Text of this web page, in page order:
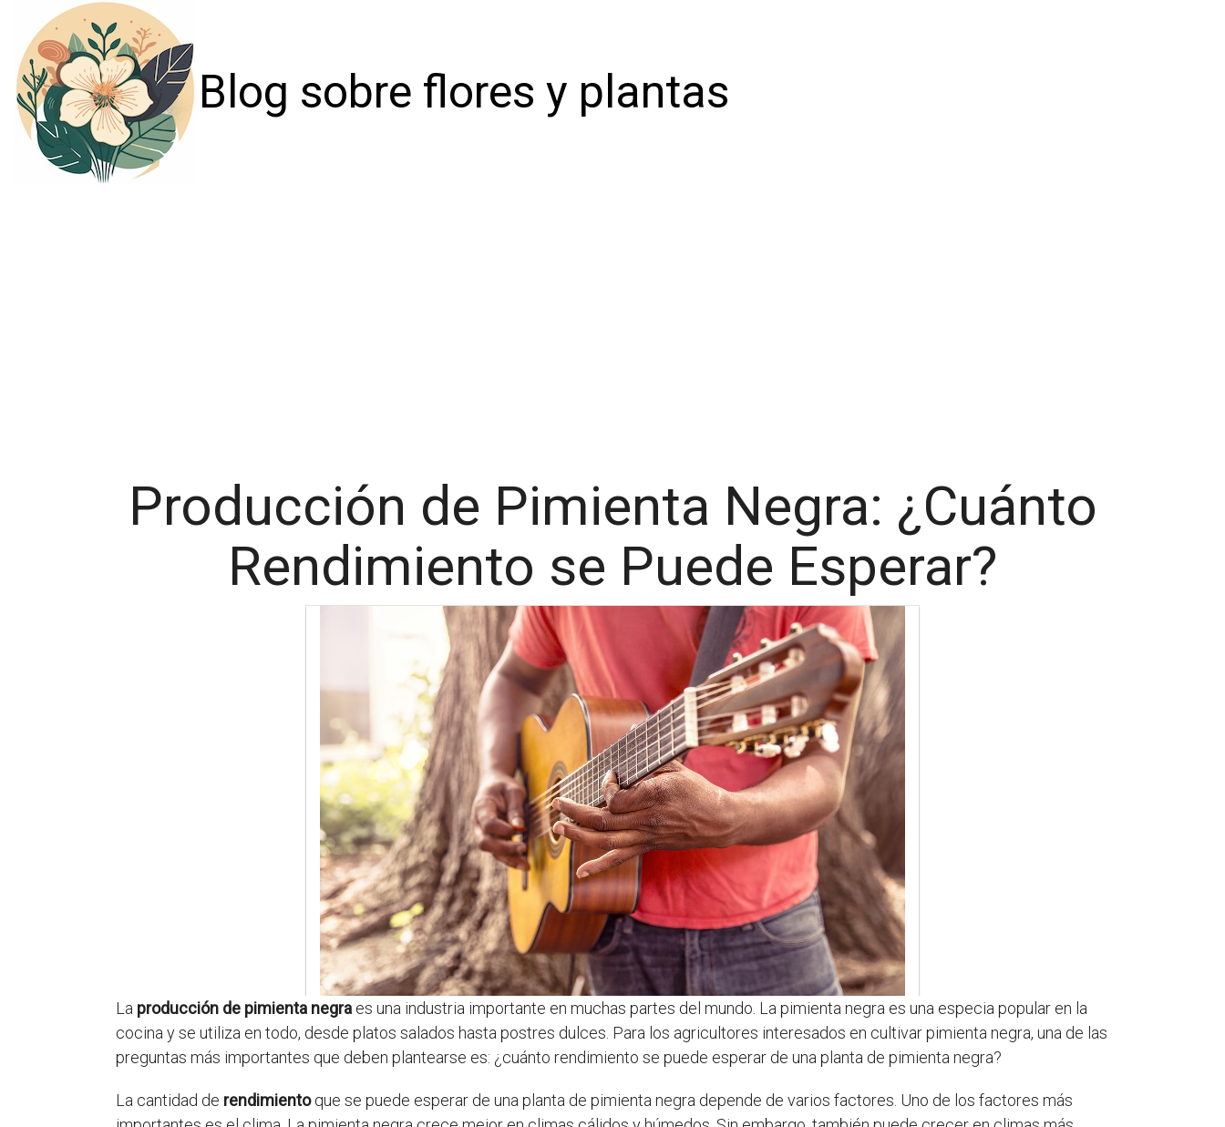
Blog sobre flores y plantas
Producción de Pimienta Negra: ¿Cuánto
Rendimiento se Puede Esperar?
La producción de pimienta negra es una industria importante en muchas partes del mundo. La pimienta negra es una especia popular en la
cocina y se utiliza en todo, desde platos salados hasta postres dulces. Para los agricultores interesados ​​en cultivar pimienta negra, una de las
preguntas más importantes que deben plantearse es: ¿cuánto rendimiento se puede esperar de una planta de pimienta negra?
La cantidad de rendimientoque se puede esperar de una planta de pimienta negra depende de varios factores. Uno de los factores más